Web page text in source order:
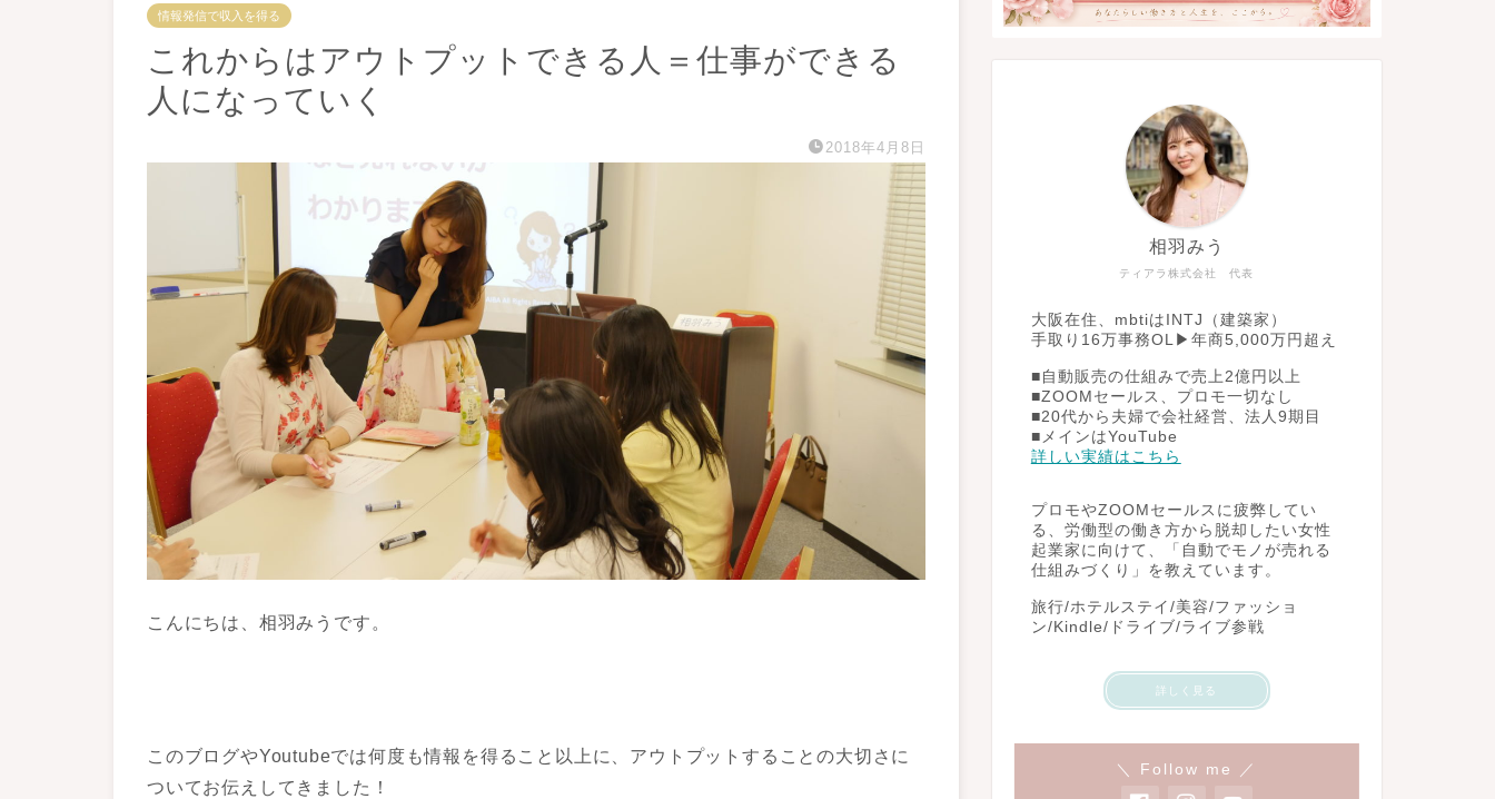
情報発信で収入を得る
これからはアウトプットできる人＝仕事ができる
人になっていく
2018年4月8日
こんにちは、相羽みうです。
このブログやYoutubeでは何度も情報を得ること以上に、アウトプットすることの大切さに
ついてお伝えしてきました！
ティアラ株式会社 代表
相羽みう
大阪在住、mbtiはINTJ（建築家）
手取り16万事務OL▶︎年商5,000万円超え
■自動販売の仕組みで売上2億円以上
■ZOOMセールス、プロモ一切なし
■20代から夫婦で会社経営、法人9期目
■メインはYouTube
詳しい実績はこちら
プロモやZOOMセールスに疲弊してい
る、労働型の働き方から脱却したい女性
起業家に向けて、「自動でモノが売れる
仕組みづくり」を教えています。
旅行/ホテルステイ/美容/ファッショ
ン/Kindle/ドライブ/ライブ参戦
詳しく見る
＼ Follow me ／